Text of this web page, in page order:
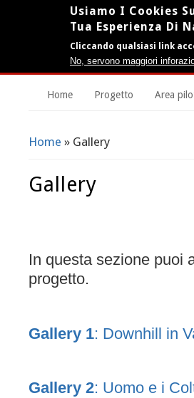
Usiamo I Cookies
Tua Esperienza Di
Cliccando qualsiasi link
No, servono maggiori
Home Progetto Area
Tu Sei Qui
Home » Gallery
Gallery
In questa sezione puoi
progetto.
Gallery 1: Downhill in
Gallery 2: Uomo e i